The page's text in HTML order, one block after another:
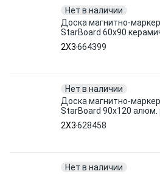
Нет в наличии
Доска магнитно-
StarBoard 60х90
TSS96P3 N 664399 2X3
2X3664399
Нет в наличии
Доска магнитно-
StarBoard 90х120 алюм.
628458 2X3
2X3628458
Нет в наличии